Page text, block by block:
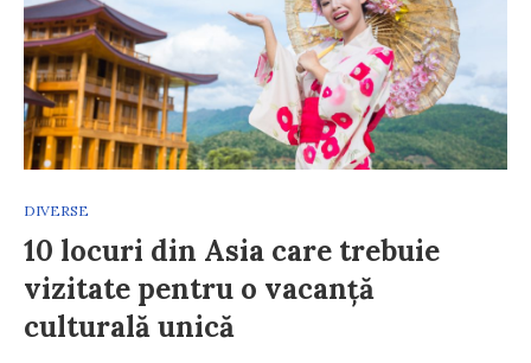
DIVERSE
10 locuri din Asia care trebuie
vizitate pentru o vacanță
culturală unică